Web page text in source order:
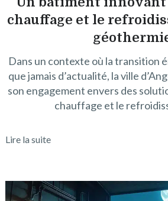
chauffage et le
Dans un contexte où la transition
que jamais d’actualité, la ville
son engagement envers des
chauffage et le
Lire la suite